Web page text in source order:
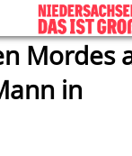
Mordes
in